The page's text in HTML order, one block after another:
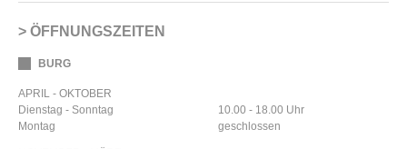
ÖFFNUNGSZEITEN
BURG
APRIL - OKTOBER
Dienstag - Sonntag
Montag
10.00 - 18.00 Uhr
geschlossen